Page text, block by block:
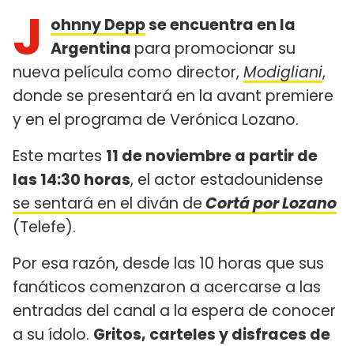
J ohnny Deppse encuentra en la
Argentina para promocionar su
nueva película como director, Modigliani,
donde se presentará en la avant premiere
y en el programa de Verónica Lozano.
Este martes 11 de noviembre a partir de
las 14:30 horas, el actor estadounidense
se sentará en el diván deCortá por Lozano
(Telefe).
Por esa razón, desde las 10 horas que sus
fanáticos comenzaron a acercarse a las
entradas del canal a la espera de conocer
a su ídolo. Gritos, carteles y disfraces de